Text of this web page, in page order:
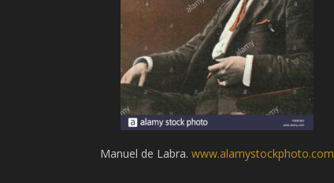
Manuel de Labra. www.alamystockphoto.com